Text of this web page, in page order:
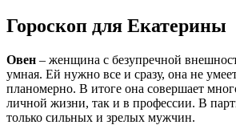
Гороскоп для Екатерины
Овен – женщина с безупречной
умная. Ей нужно все и сразу, она не
планомерно. В итоге она совершает
личной жизни, так и в профессии. В
только сильных и зрелых мужчин.